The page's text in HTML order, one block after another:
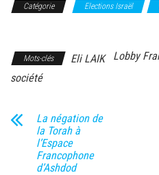
Catégorie Elections Israël
Mots-clés Eli LAIK Lobby
société
La négation de
la Torah à
l’Espace
Francophone
d’Ashdod